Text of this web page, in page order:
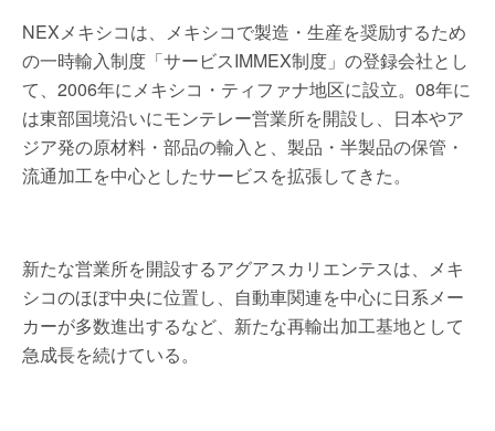
NEXメキシコは、メキシコで製造・生産を奨励するため
の一時輸入制度「サービスIMMEX制度」の登録会社とし
て、2006年にメキシコ・ティファナ地区に設立。08年に
は東部国境沿いにモンテレー営業所を開設し、日本やア
ジア発の原材料・部品の輸入と、製品・半製品の保管・
流通加工を中心としたサービスを拡張してきた。
新たな営業所を開設するアグアスカリエンテスは、メキ
シコのほぼ中央に位置し、自動車関連を中心に日系メー
カーが多数進出するなど、新たな再輸出加工基地として
急成長を続けている。